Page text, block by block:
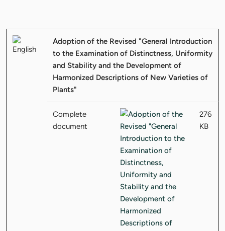
Adoption of the Revised "General Introduction
to the Examination of Distinctness, Uniformity
and Stability and the Development of
Harmonized Descriptions of New Varieties of
Plants"
Complete
document
276
KB